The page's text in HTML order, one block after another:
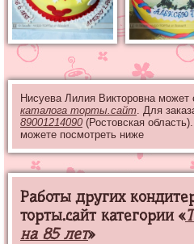
Нисуева Лилия Викторовна
каталога торты.сайт . Для
89001214090 (Ростовская
можете посмотреть ниже
Работы других
торты.сайт категории «
на 85 лет»